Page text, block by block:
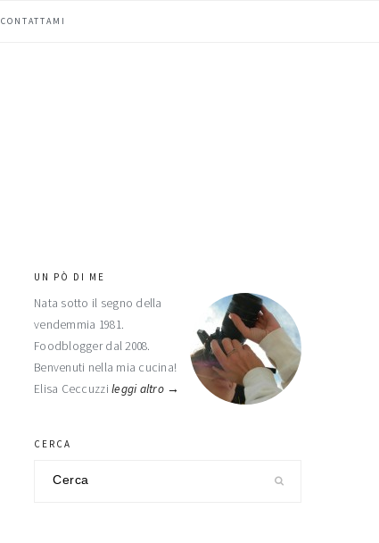
CONTATTAMI
barra
laterale
primaria
UN PÒ DI ME
Nata sotto il segno della
vendemmia 1981.
Foodblogger dal 2008.
Benvenuti nella mia cucina!
Elisa Ceccuzzileggi altro →
CERCA